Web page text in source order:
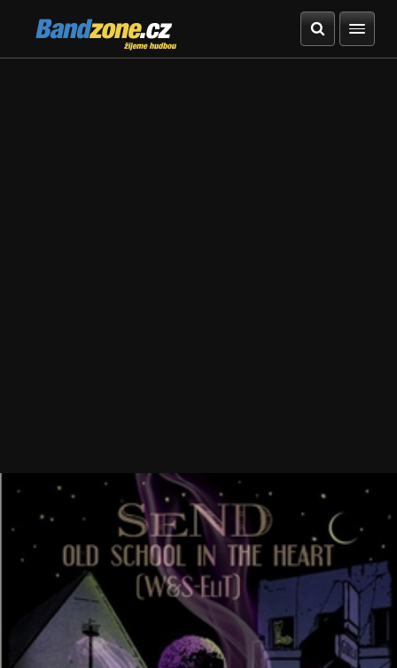
Bandzone.cz
žijeme hudbou